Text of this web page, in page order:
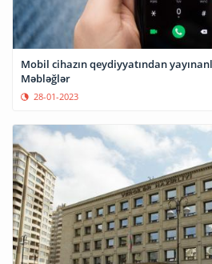
Mobil cihazın qeydiyyatından
Məbləğlər
28-01-2023